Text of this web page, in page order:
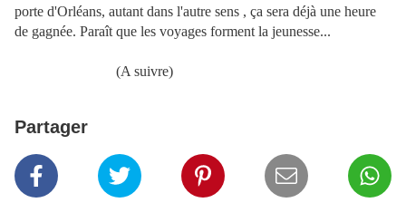
porte d'Orléans, autant dans l'autre sens , ça sera déjà une heure
de gagnée. Paraît que les voyages forment la jeunesse...
(A suivre)
Partager